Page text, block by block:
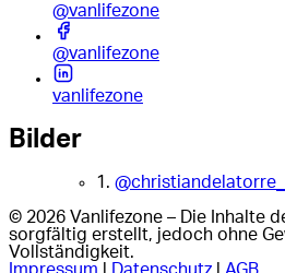
@vanlifezone
@vanlifezone
vanlifezone
Bilder
1. @christiandelatorre_
© 2026 Vanlifezone – Die Inhalte
sorgfältig erstellt, jedoch ohne
Vollständigkeit.